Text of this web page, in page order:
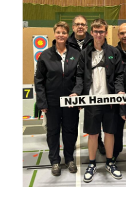
ö
t
c
h
e
n
,
P
u
n
s
c
t
a
r
k
e
s
W
o
c
h
e
n
i
t
i
o
n
e
l
l
e
s
W
u
r